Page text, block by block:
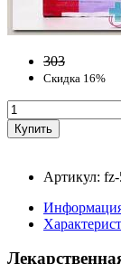
303
Скидка 16%
Артикул: fz-